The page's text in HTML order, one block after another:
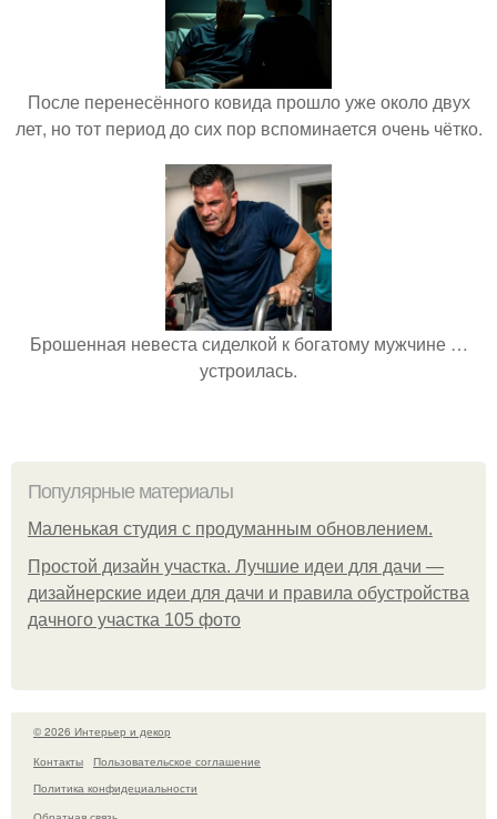
После перенесённого ковида прошло уже около двух
лет, но тот период до сих пор вспоминается очень чётко.
Брошенная невеста сиделкой к богатому мужчине …
устроилась.
Популярные материалы
Маленькая студия с продуманным обновлением.
Простой дизайн участка. Лучшие идеи для дачи —
дизайнерские идеи для дачи и правила обустройства
дачного участка 105 фото
© 2026 Интерьер и декор
Контакты
Пользовательское соглашение
Политика конфидециальности